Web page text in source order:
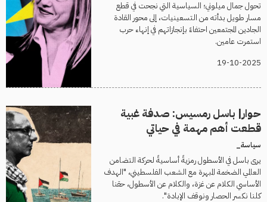
تحول جمال ميلوني؛ السياسية التي نجحت في قطع
مسار طويل بدأته من التسعينيات، إلى محور القادة
الجادين المجتمعين احتفاءً بإنجازاتهم في إنهاء حرب
استمرت عامين.
19-10-2025
حوار| باسل رمسيس: صدفة غبية
قطعت أهم مهمة في حياتي
سياسة_
يرى باسل في الأسطول رمزيةً أساسيةً لحركة التضامن
العالمي الضخمة المبهرة مع الشعب الفلسطيني، "الهدف
الأساسي الكلام عن غزة، والكلام عن الأسطول، حقنا
كلنا نكسر الحصار ونوقف الإبادة".